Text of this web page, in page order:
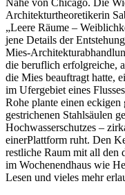
Architekturtheoretikerin
„Leere Räume –
jene Details der
Mies-
die beruflich erfolgreiche,
die Mies beauftragt hatte,
im Ufergebiet eines
Rohe plante einen
gestrichenen Stahlsäulen
Hochwasserschutzes –
einerPlattform ruht. Den
restliche Raum mit all den
im Wochenendhaus wie
Lesen und vieles mehr